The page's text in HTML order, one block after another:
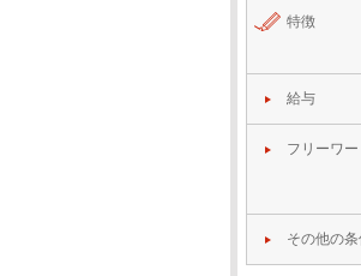
特徴
給与
フリーワー
その他の条